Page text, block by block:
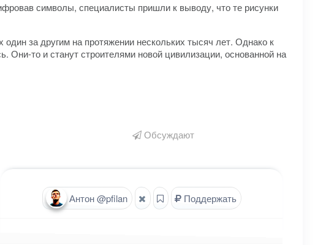
символы, специалисты пришли к выводу, что те рисунки
за другим на протяжении нескольких тысяч лет. Однако к
Они-то и станут строителями новой цивилизации, основанной на
Обсуждают
Антон @pfilan Поддержать